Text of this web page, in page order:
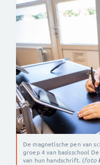
De magnetische pen van
groep 4 van basisschool
van hun handschrift. (foto